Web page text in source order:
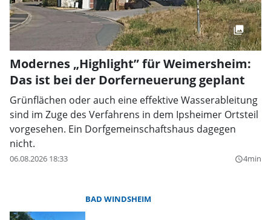
Modernes „Highlight” für Weimersheim:
Das ist bei der Dorferneuerung geplant
Grünflächen oder auch eine effektive Wasserableitung
sind im Zuge des Verfahrens in dem Ipsheimer Ortsteil
vorgesehen. Ein Dorfgemeinschaftshaus dagegen
nicht.
06.08.2026 18:33 query_builder4min
BAD WINDSHEIM